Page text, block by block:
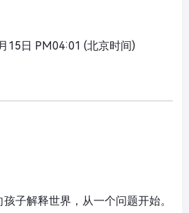
15日 PM04:01 (北京时间)
子解释世界，从一个问题开始。